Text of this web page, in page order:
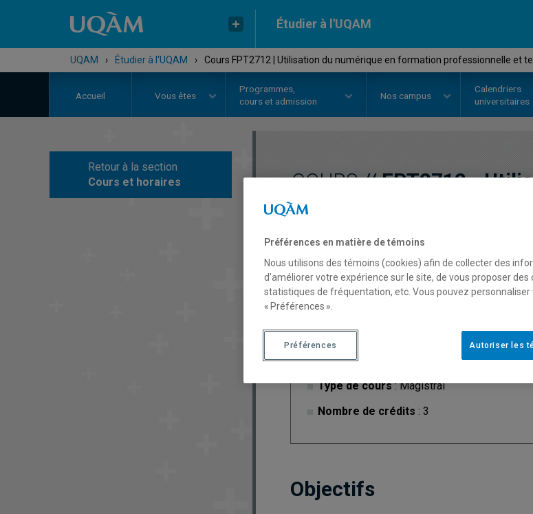
Étudier à l'UQAM
UQAM › Étudier à l'UQAM › Cours FPT2712 | Utilisation du numérique en formation professionnelle et
Accueil Vous êtes
Programmes,
cours et admission
Nos campus
Calendriers
universitaires
Retour à la section
Cours et horaires
COURS// FPT2712-
formation
Description Horaire - Été
Cycle: 1
Type de cours: Magistral
Nombre de crédits : 3
Objectifs
Préférences en matière de témoins
Nous utilisons des témoins (cookies) afin de collecter des
d’améliorer votre expérience sur le site, de vous proposer des
statistiques de fréquentation, etc. Vous pouvez
« Préférences ».
Autoriser les
Préférences